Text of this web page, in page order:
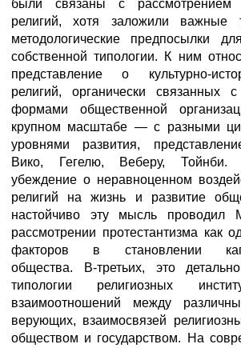
были связаны с рассмотрением
религий, хотя заложили важные
методологические предпосылки
собственной типологии. К ним
представление о культурно-
религий, органически связанных
формами общественной
крупном масштабе — с разными
уровнями развития,
Вико, Гегелю, Веберу, Тойнби.
убеждение о неравноценном
религий на жизнь и развитие
настойчиво эту мысль проводил
рассмотрении протестантизма как
факторов в становлении
общества. В-третьих, это
типологии религиозных
взаимоотношений между
верующих, взаимосвязей
обществом и государством. На